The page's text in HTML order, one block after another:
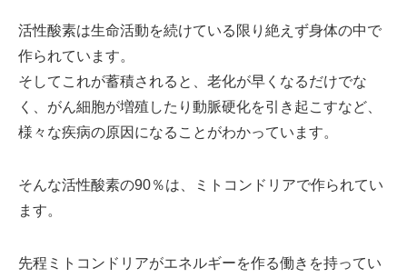
活性酸素は生命活動を続けている限り絶えず身体の中で
作られています。
そしてこれが蓄積されると、老化が早くなるだけでな
く、がん細胞が増殖したり動脈硬化を引き起こすなど、
様々な疾病の原因になることがわかっています。
そんな活性酸素の90％は、 ミトコンドリアで作られてい
ます。
先程ミトコンドリアがエネルギーを作る働きを持ってい